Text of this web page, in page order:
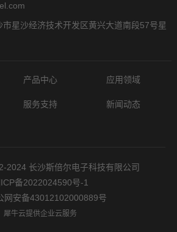
星沙经济技术开发区黄兴大道南段57号星
产品中心 应用领域
服务支持 新闻动态
2024 长沙斯倍尔电子科技有限公司
备2022024590号-1
网安备43012102000889号
犀牛云提供企业云服务